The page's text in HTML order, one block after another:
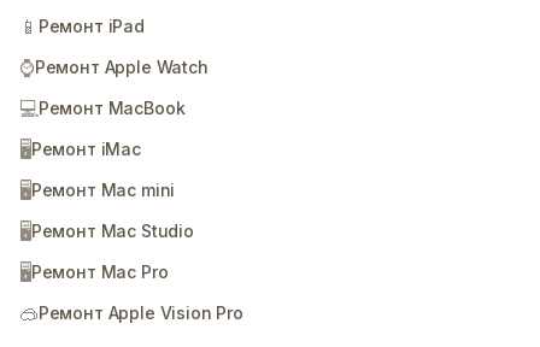
📱 Ремонт iPad
⌚Ремонт Apple Watch
💻Ремонт MacBook
🖥️Ремонт iMac
🖥️Ремонт Mac mini
🖥️Ремонт Mac Studio
🖥️Ремонт Mac Pro
🥽Ремонт Apple Vision Pro